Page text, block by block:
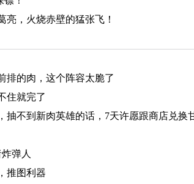
亮，火烧赤壁的猛张飞！
排的肉，这个阵容太脆了
住就完了
抽不到新肉英雄的话，7天许愿跟商店兑换
弹人
推图利器